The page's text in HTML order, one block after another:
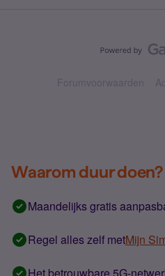
Forumvoorwaarden
Waarom duur doen?
Maandelijks gratis
Regel alles zelf metMijn